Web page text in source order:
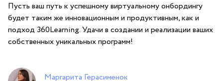
Пусть ваш путь к успешному виртуальному онбордингу
будет таким ⁣же инновационным и продуктивным, как⁤ и
подход​ 360Learning. Удачи в создании⁤ и реализации ваших
собственных уникальных программ!
Маргарита Герасименок